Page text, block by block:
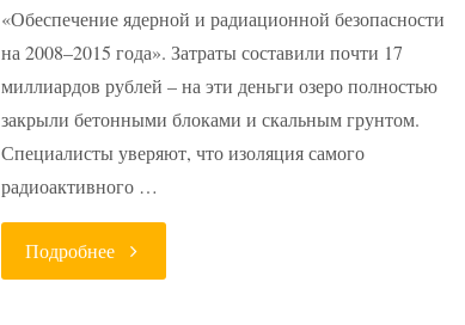
«Обеспечение ядерной и радиационной безопасности
на 2008–2015 года». Затраты составили почти 17
миллиардов рублей – на эти деньги озеро полностью
закрыли бетонными блоками и скальным грунтом.
Специалисты уверяют, что изоляция самого
радиоактивного …
Подробнее"Радиоактивное